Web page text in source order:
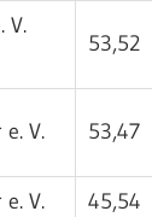
V.
53,52
V. 53,47
V. 45,54